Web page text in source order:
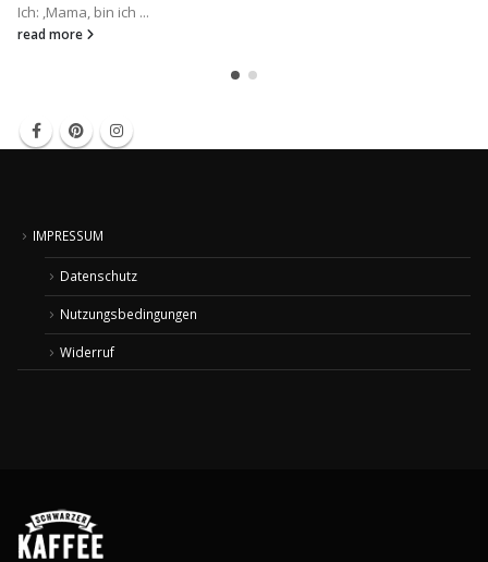
Ich: ,Mama, bin ich ...
read more
IMPRESSUM
Datenschutz
Nutzungsbedingungen
Widerruf